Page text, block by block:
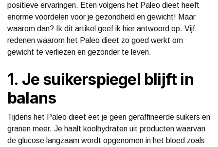
positieve ervaringen. Eten volgens het Paleo dieet heeft
enorme voordelen voor je gezondheid en gewicht! Maar
waarom dan? Ik dit artikel geef ik hier antwoord op. Vijf
redenen waarom het Paleo dieet zo goed werkt om
gewicht te verliezen en gezonder te leven.
1. Je suikerspiegel blijft in
balans
Tijdens het Paleo dieet eet je geen geraffineerde suikers en
granen meer. Je haalt koolhydraten uit producten waarvan
de glucose langzaam wordt opgenomen in het bloed zoals